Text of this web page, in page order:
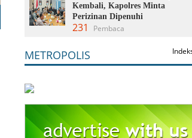
Kembali, Kapolres Minta
Perizinan Dipenuhi
231 Pembaca
METROPOLIS